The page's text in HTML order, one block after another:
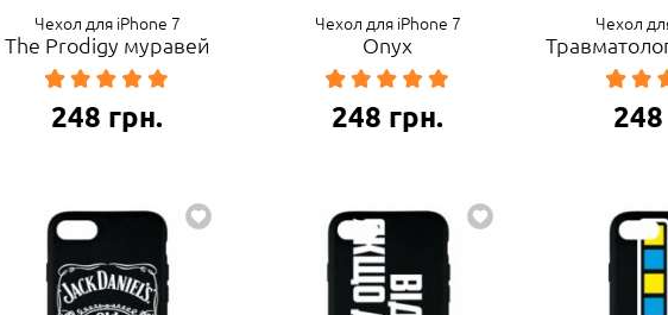
Чехол для iPhone 7
The Prodigy муравей
248 грн.
Чехол для iPhone 7
Onyx
248 грн.
Чехол
248